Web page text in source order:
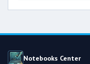
Notebooks Center